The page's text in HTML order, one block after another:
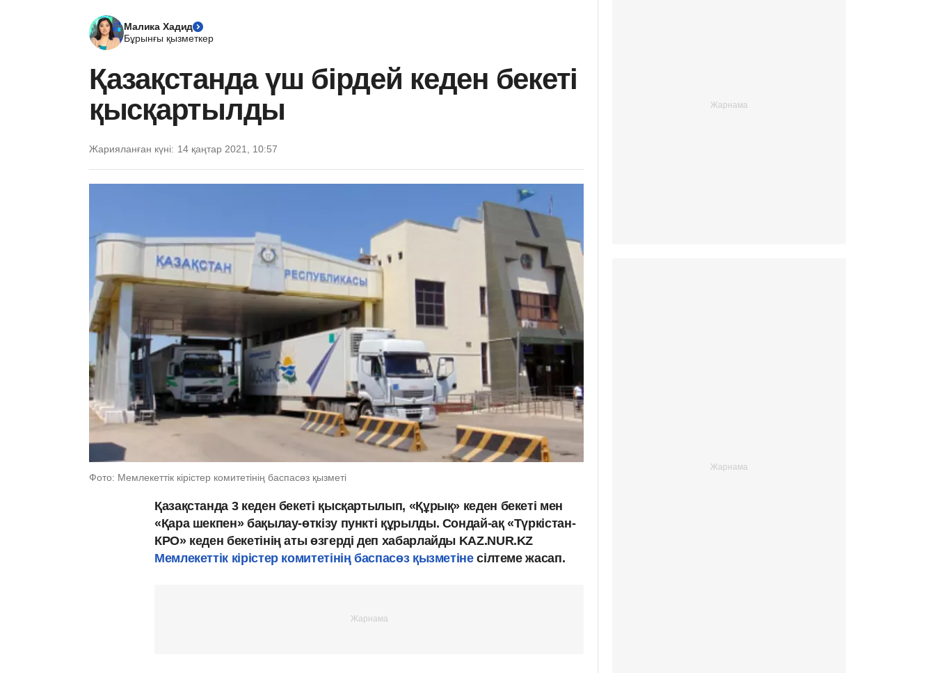
Малика Хадид
Бұрынғы қызметкер
Қазақстанда үш бірдей кеден бекеті
қысқартылды
Жарияланған күні: 14 қаңтар 2021, 10:57
Фото: Мемлекеттік кірістер комитетінің баспасөз қызметі
Қазақстанда 3 кеден бекеті қысқартылып, «Құрық» кеден бекеті мен
«Қара шекпен» бақылау-өткізу пункті құрылды. Сондай-ақ «Түркістан-
КРО» кеден бекетінің аты өзгерді деп хабарлайды KAZ.NUR.KZ
Мемлекеттік кірістер комитетінің баспасөз қызметінесілтеме жасап.